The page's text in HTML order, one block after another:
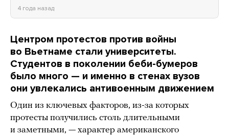
4 года назад
Центром протестов против войны
во Вьетнаме стали университеты.
Студентов в поколении беби-бумеров
было много — и именно в стенах вузов
они увлекались антивоенным движением
Один из ключевых факторов, из-за которых
протесты получились столь длительными
и заметными, — характер американского